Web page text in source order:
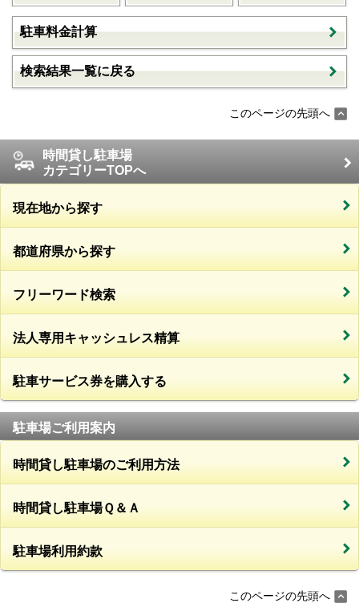
駐車料金計算
検索結果一覧に戻る
このページの先頭へ
時間貸し駐車場
カテゴリーTOPへ
現在地から探す
都道府県から探す
フリーワード検索
法人専用キャッシュレス精算
駐車サービス券を購入する
駐車場ご利用案内
時間貸し駐車場のご利用方法
時間貸し駐車場Ｑ＆Ａ
駐車場利用約款
このページの先頭へ